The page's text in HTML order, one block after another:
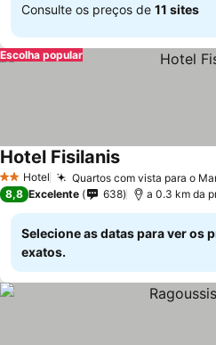
Consulte os preços de 11 sites
Escolha popular
2 Estrelas
Hotel Quartos com vista para o
Hotel Fisilanis
8,8 Excelente 638 a 0.3 km da
Selecione as datas para ver os
exatos.